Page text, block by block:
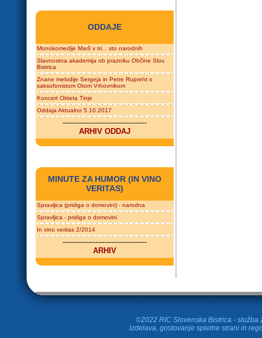
ODDAJE
Monokomedije Marš v tri... sto narodnih
Slavnostna akademija ob prazniku Občine Slov.
Bistrica
Znane melodije Sergeja in Petre Rupreht s
saksofonistom Otom Vrhovnikom
Koncert Okteta Tinje
Oddaja Aktualno 5.10.2017
------------------------------------
ARHIV ODDAJ
MINUTE ZA HUMOR (IN VINO
VERITAS)
Spravljica (pridiga o domovini) - narodna
Spravljica - pridiga o domovini
In vino veritas 2/2014
------------------------------------
ARHIV
©2022 RIC Slovenska Bistrica - služba
Izdelava, gostovanje spletne strani in